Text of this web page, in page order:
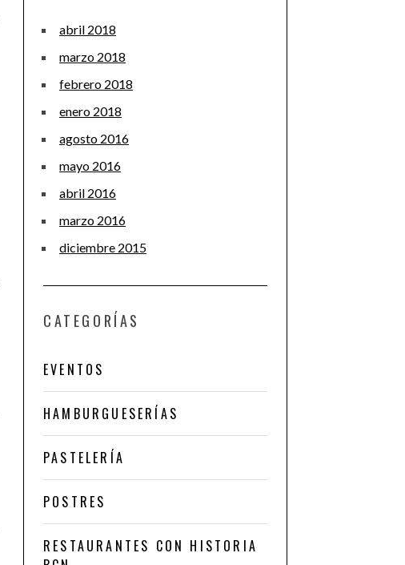
abril 2018
marzo 2018
febrero 2018
enero 2018
agosto 2016
mayo 2016
abril 2016
marzo 2016
diciembre 2015
CATEGORÍAS
EVENTOS
HAMBURGUESERÍAS
PASTELERÍA
POSTRES
RESTAURANTES CON HISTORIA